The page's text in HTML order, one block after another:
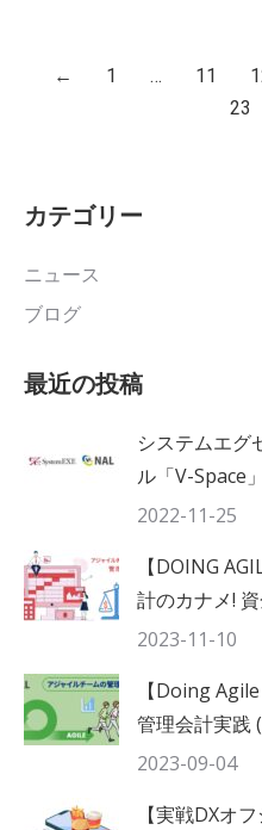
← 1 … 11
23
カテゴリー
ニュース
ブログ
最近の投稿
システムエグ
ル「V-Space
2022-11-25
【DOING
計のカナメ!
2023-11-10
【Doing
管理会計実践
2023-09-04
【実戦DXオ